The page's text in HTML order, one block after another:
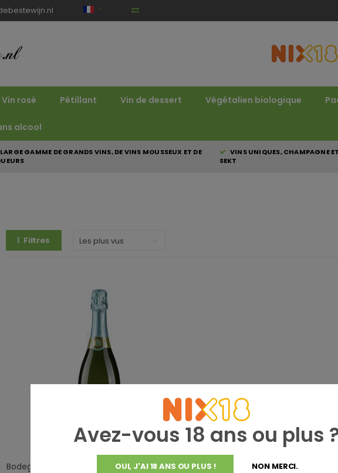
Vin rosé Pétillant Vin de dessert Végétalien biologique
alcool
LARGE GAMME DE GRANDS VINS, DE VINS MOUSSEUX ET DE
VINS UNIQUES, CHAMPAGNE
SEKT
Avez-vous 18 ans ou plus
OUI, J'AI 18 ANS OU PLUS ! NON MERCI.
Filtres Les plus vus
Bodegas Villa Conchi